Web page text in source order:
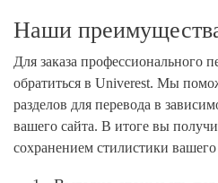
Наши
Для заказа профессионального
обратиться в Univerest. Мы
разделов для перевода в
вашего сайта. В итоге вы
сохранением стилистики